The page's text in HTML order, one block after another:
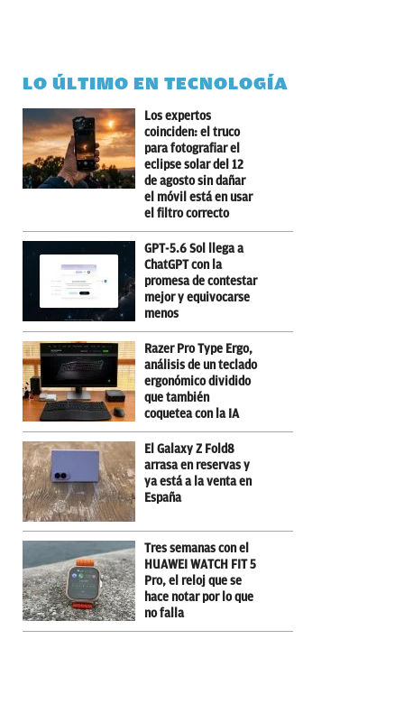
LO ÚLTIMO EN TECNOLOGÍA
Los expertos
coinciden: el truco
para fotografiar el
eclipse solar del 12
de agosto sin dañar
el móvil está en usar
el filtro correcto
GPT-5.6 Sol llega a
ChatGPT con la
promesa de contestar
mejor y equivocarse
menos
Razer Pro Type Ergo,
análisis de un teclado
ergonómico dividido
que también
coquetea con la IA
El Galaxy Z Fold8
arrasa en reservas y
ya está a la venta en
España
Tres semanas con el
HUAWEI WATCH FIT 5
Pro, el reloj que se
hace notar por lo que
no falla